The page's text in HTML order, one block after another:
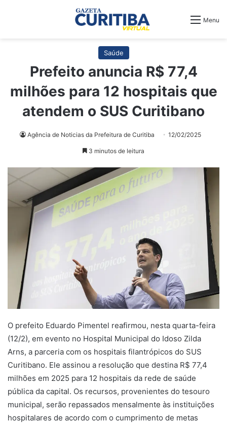
Menu
Saúde
Prefeito anuncia R$ 77,4
milhões para 12 hospitais que
atendem o SUS Curitibano
Agência de Noticias da Prefeitura de Curitiba 12/02/2025
3 minutos de leitura
O prefeito Eduardo Pimentel reafirmou, nesta quarta-feira
(12/2), em evento no Hospital Municipal do Idoso Zilda
Arns, a parceria com os hospitais filantrópicos do SUS
Curitibano. Ele assinou a resolução que destina R$ 77,4
milhões em 2025 para 12 hospitais da rede de saúde
pública da capital. Os recursos, provenientes do tesouro
municipal, serão repassados mensalmente às instituições
hospitalares de acordo com o cumprimento de metas